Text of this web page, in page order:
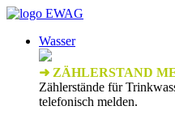
Wasser
➜ ZÄHLERSTAND
Zählerstände für
telefonisch melden.